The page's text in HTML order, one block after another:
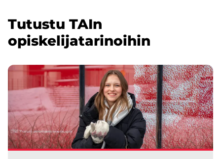
Tutustu TAIn
opiskelijatarinoihin